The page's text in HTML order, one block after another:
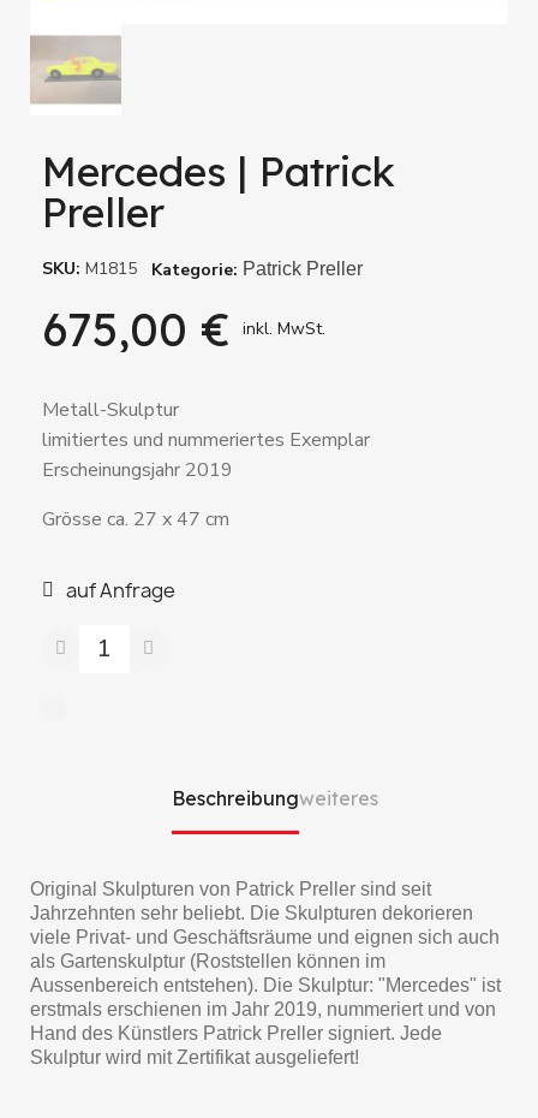
Mercedes | Patrick
Preller
SKU M1815 Kategorie Patrick Preller
675,00 € inkl. MwSt.
Metall-Skulptur
limitiertes und nummeriertes Exemplar
Erscheinungsjahr 2019
Grösse ca. 27 x 47 cm
auf Anfrage
Beschreibungweiteres
Original Skulpturen von Patrick Preller sind seit
Jahrzehnten sehr beliebt. Die Skulpturen dekorieren
viele Privat- und Geschäftsräume und eignen sich auch
als Gartenskulptur (Roststellen können im
Aussenbereich entstehen). Die Skulptur: "Mercedes" ist
erstmals erschienen im Jahr 2019, nummeriert und von
Hand des Künstlers Patrick Preller signiert. Jede
Skulptur wird mit Zertifikat ausgeliefert!